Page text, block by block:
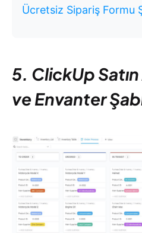
Ücretsiz Sipariş Formu
5. ClickUp
ve Envanter